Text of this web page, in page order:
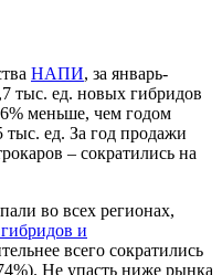
НАПИ, за январь-
тыс. ед. новых гибридов
меньше, чем годом
тыс. ед. За год продажи
– сократились на
во всех регионах,
и
всего сократились
Не упасть ниже рынка